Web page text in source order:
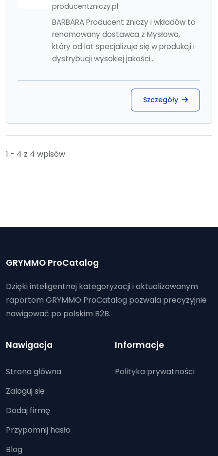
producentzniczy.pl
BARBARA Producent zniczy i wkładów to
renomowany dostawca z Mysłowa,
który od lat specjalizuje się w produkcji i
dystrybucji wysokiej jakości...
Szczegóły
1 - 4 z 4 wpisów
GRYMMO ProCatalog
Dzięki inteligentnej kategoryzacji i aktualizowanym
raportom GRYMMO ProCatalog pozwala precyzyjnie
nawigować po polskim B2B.
Nawigacja
Strona główna
Zaloguj się
Dodaj firmę
Przypomnij hasło
Blog
Informacje
Polityka prywatności